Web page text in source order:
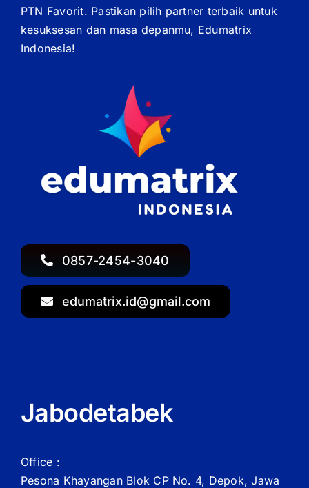
0857-2454-3040
edumatrix.id@gmail.com
PTN Favorit. Pastikan pilih partner terbaik untuk
kesuksesan dan masa depanmu, Edumatrix
Indonesia!
Jabodetabek
Office :
Pesona Khayangan Blok CP No. 4, Depok, Jawa